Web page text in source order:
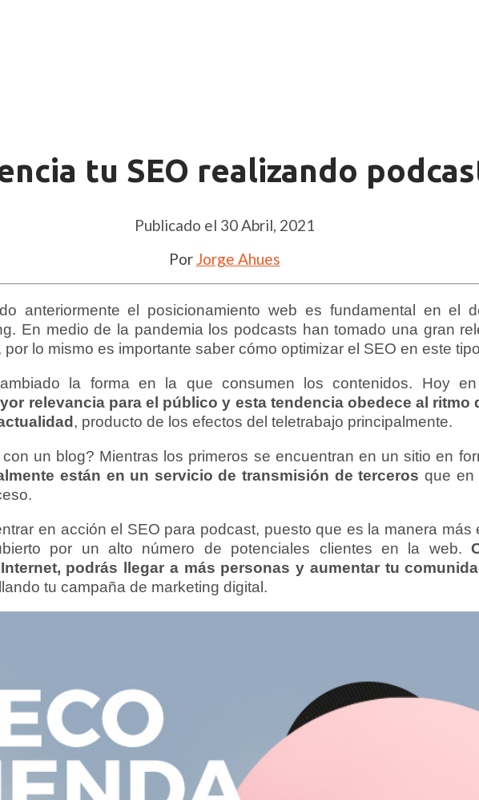
tu SEO realizando
Publicado el 30 Abril, 2021
Por Jorge Ahues
anteriormente el posicionamiento web es fundamental en el
En medio de la pandemia los podcasts han tomado una gran
lo mismo es importante saber cómo optimizar el SEO en este
la forma en la que consumen los contenidos. Hoy
relevancia para el público y esta tendencia obedece al ritmo
, producto de los efectos del teletrabajo principalmente.
un blog? Mientras los primeros se encuentran en un sitio en
están en un servicio de transmisión de terceros que en
en acción el SEO para podcast, puesto que es la manera más
por un alto número de potenciales clientes en la web.
podrás llegar a más personas y aumentar tu
tu campaña de marketing digital.